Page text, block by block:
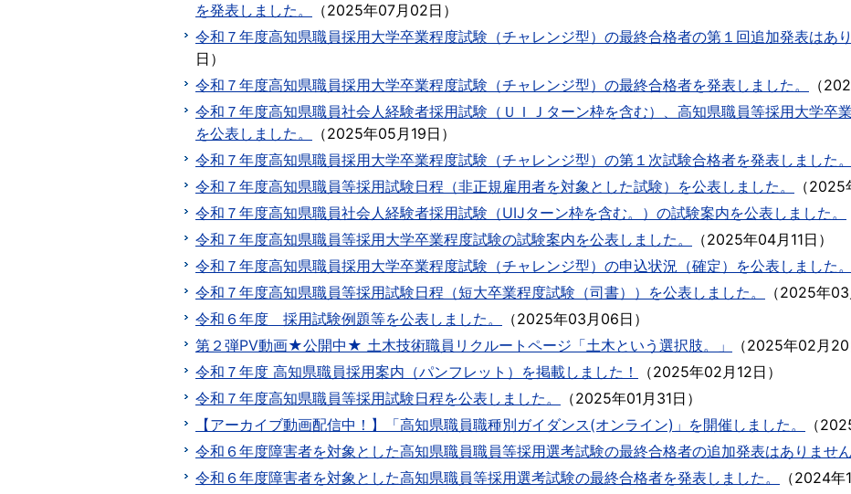
を発表しました。
（2025年07月02日 ）
令和７年度高知県職員採用大学卒業程度試験（チャレンジ型）の最終合格者の第１回追加発表はあり
日 ）
令和７年度高知県職員採用大学卒業程度試験（チャレンジ型）の最終合格者を発表しました。
（
令和７年度高知県職員社会人経験者採用試験（ＵＩＪターン枠を含む）、高知県職員等採用大学卒
を公表しました。
（2025年05月19日 ）
令和７年度高知県職員採用大学卒業程度試験（チャレンジ型）の第１次試験合格者を発表しました。
令和７年度高知県職員等採用試験日程（非正規雇用者を対象とした試験）を公表しました。
（2025
令和７年度高知県職員社会人経験者採用試験（UIJターン枠を含む。）の試験案内を公表しました。
令和７年度高知県職員等採用大学卒業程度試験の試験案内を公表しました。
（2025年04月11日 ）
令和７年度高知県職員採用大学卒業程度試験（チャレンジ型）の申込状況（確定）を公表しました。
令和７年度高知県職員等採用試験日程（短大卒業程度試験（司書））を公表しました。
（2025年03
令和６年度 採用試験例題等を公表しました。
（2025年03月06日 ）
第２弾PV動画★公開中★ 土木技術職員リクルートページ「土木という選択肢。」
（2025年02月20
令和７年度 高知県職員採用案内（パンフレット）を掲載しました！
（2025年02月12日 ）
令和７年度高知県職員等採用試験日程を公表しました。
（2025年01月31日 ）
【アーカイブ動画配信中！】「高知県職員職種別ガイダンス(オンライン)」を開催しました。
（
令和６年度障害者を対象とした高知県職員職員等採用選考試験の最終合格者の追加発表はありません
令和６年度障害者を対象とした高知県職員等採用選考試験の最終合格者を発表しました。
（2024年